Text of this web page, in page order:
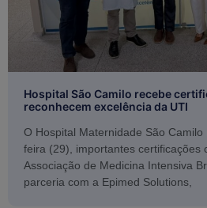
Hospital São Camilo recebe
reconhecem excelência da UTI
O Hospital Maternidade São
feira (29), importantes certificações
Associação de Medicina Intensiva
parceria com a Epimed Solutions,